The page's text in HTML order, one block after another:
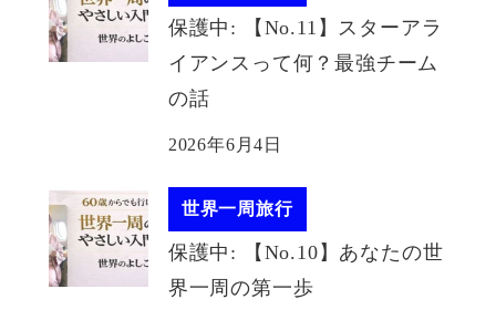
保護中: 【No.11】スターアラ
イアンスって何？最強チーム
の話
2026年6月4日
世界一周旅行
保護中: 【No.10】あなたの世
界一周の第一歩